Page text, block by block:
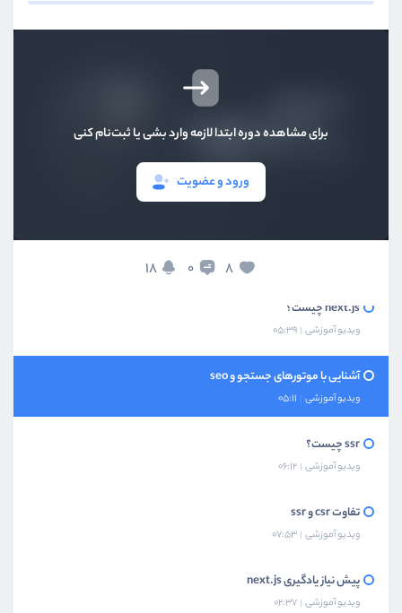
برای مشاهده دوره ابتدا لازمه وارد بشی یا ثبت‌نام کنی
ورود و عضویت
8
0
18
معرفی دوره
next.js چیست؟
ویدیو آموزشی 05:39
آشنایی با موتورهای جستجو و seo
ویدیو آموزشی 05:11
ssr چیست؟
ویدیو آموزشی 06:12
تفاوت csr و ssr
ویدیو آموزشی 07:53
پیش نیاز یادگیری next.js
ویدیو آموزشی 02:37